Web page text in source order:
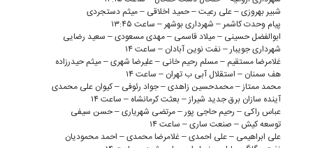
شبیر بهروزی – علی رعیت – حمید اخلاقی – میثم دستجردی
پیام وحدت کاشمر – شهرداری بوشهر – ساعت ۱۳:۴۵
ابوالفضل حسینی – میلاد قاسمی – مهدی مسعودی – سعید رضایی
شهرداری جویبار – نفت نوین آبادان – ساعت ۱۴
غلامرضا مستقیم – مسلم رحیم خانی – علیرضا شهری – میثم حیدرزاده
هف سمنان – استقلال آبی ب تهران – ساعت ۱۴
محمد ممتاز – محمدحسین زاهدی – جواد رئوفی – کیوان علی محمدی
آینده سازان برق جدید شیراز – بعثت کرمانشاه – ساعت ۱۴
عباس راکی – رحیم حاجی پور – مرتضی شهریاری – حسن سیفی
توسعه کیش – صنعت ساری – ساعت ۱۴
علی ابراهیمی – علی احمدی – غلامرضا محمدی – احمد محمودیان